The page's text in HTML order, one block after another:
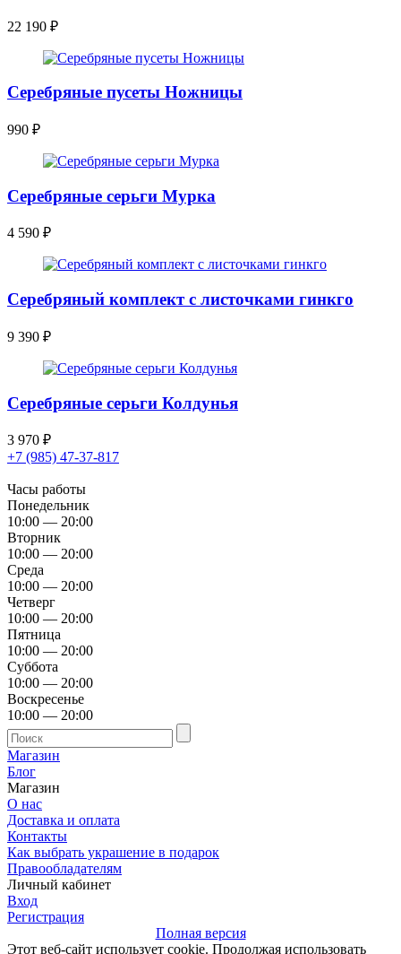
22 190 ₽
Серебряные пусеты Ножницы
990 ₽
Серебряные серьги Мурка
4 590 ₽
Серебряный комплект с листочками гинкго
9 390 ₽
Серебряные серьги Колдунья
3 970 ₽
+7 (985) 47-37-817
Часы работы
Понедельник
10:00 — 20:00
Вторник
10:00 — 20:00
Среда
10:00 — 20:00
Четверг
10:00 — 20:00
Пятница
10:00 — 20:00
Суббота
10:00 — 20:00
Воскресенье
10:00 — 20:00
Магазин
Блог
Магазин
О нас
Доставка и оплата
Контакты
Как выбрать украшение в подарок
Правообладателям
Личный кабинет
Вход
Регистрация
Полная версия
Этот веб-сайт использует cookie. Продолжая использовать